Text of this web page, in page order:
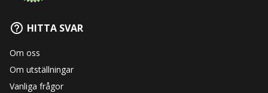
HITTA SVAR
Om oss
Om utställningar
Vanliga frågor